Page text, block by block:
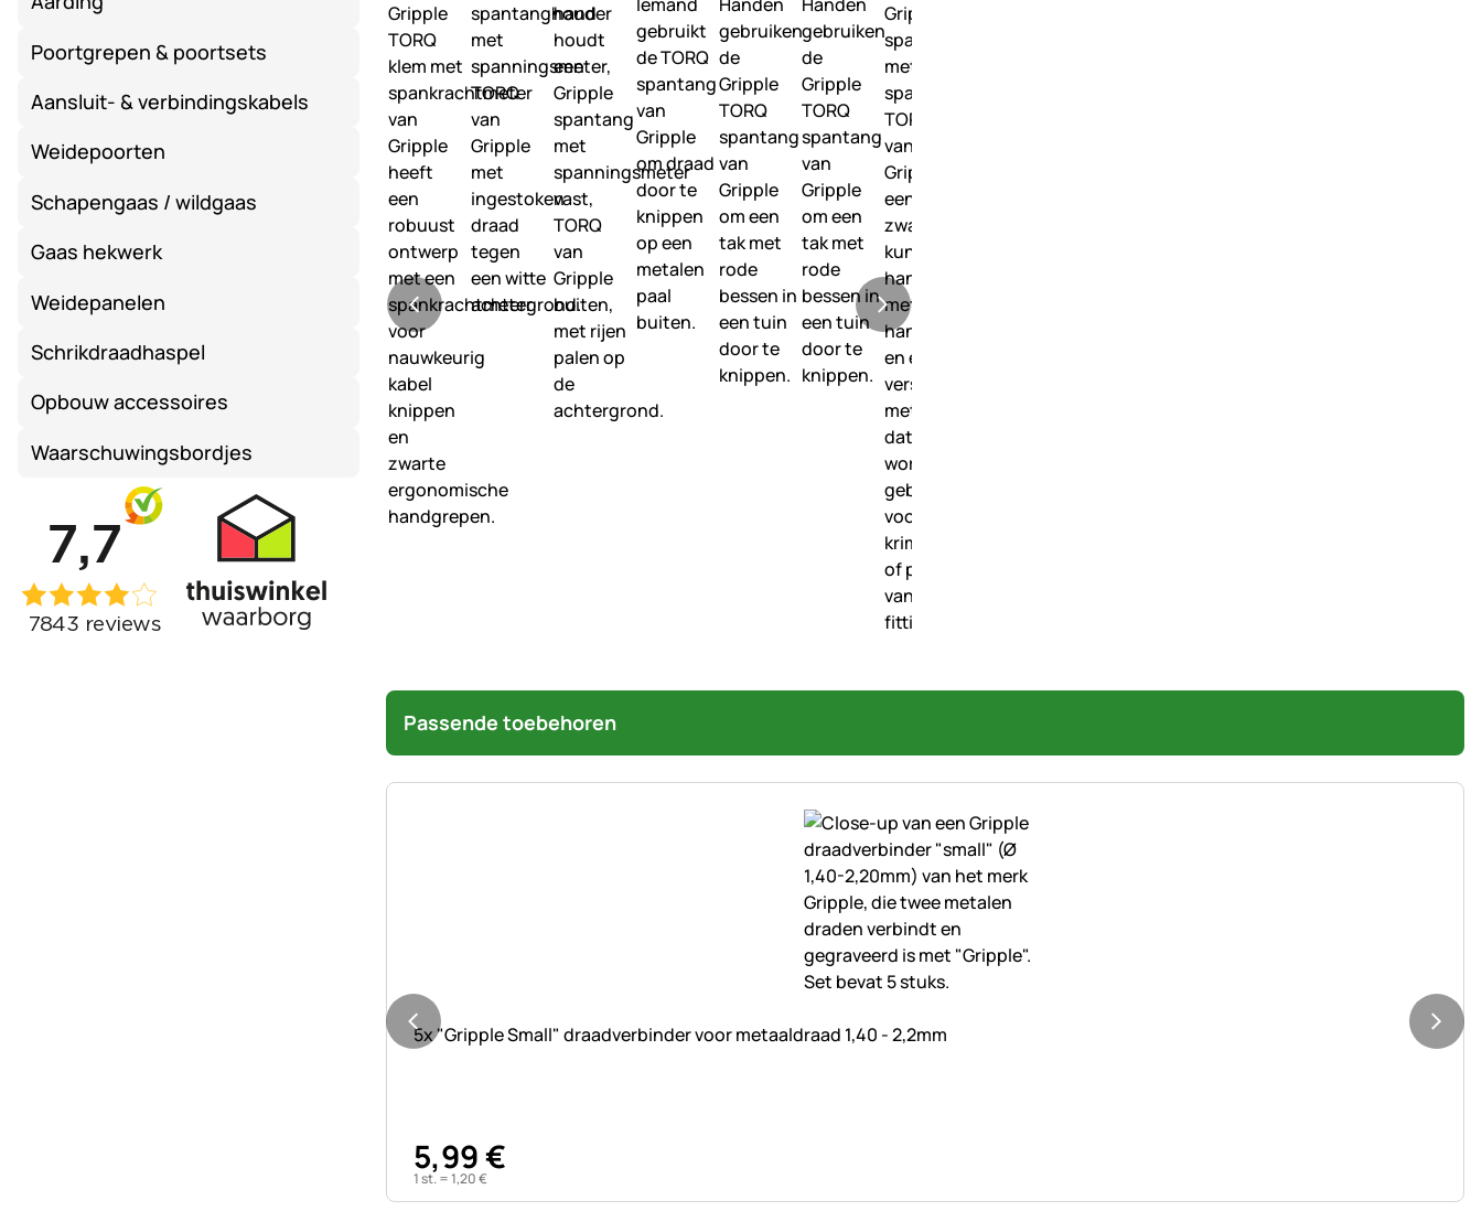
Poortgrepen & poortsets
Aansluit- & verbindingskabels
Weidepoorten
Schapengaas / wildgaas
Gaas hekwerk
Weidepanelen
Schrikdraadhaspel
Opbouw accessoires
Waarschuwingsbordjes
Passende toebehoren
Nog geen beoordelingen geplaatst
5x "Gripple Small" draadverbinder voor metaaldraad 1,40 - 2,2mm
5,99€
1 st. =1,20€